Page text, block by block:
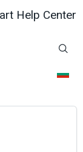
Help Center